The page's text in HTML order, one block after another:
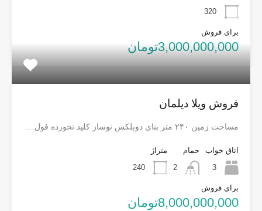
320
برای فروش
3,000,000,000تومان
فروش ویلا دیلمان
مساحت زمین ۲۴۰ متر بنای دوبلکس نوساز کلید نخورده فول…
اتاق خواب
3
حمام
2
متراژ
240
برای فروش
8,000,000,000تومان